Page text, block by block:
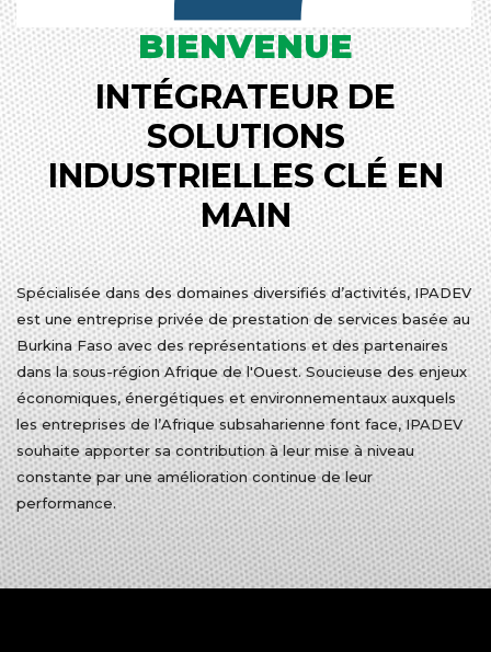
BIENVENUE
INTÉGRATEUR DE
SOLUTIONS
INDUSTRIELLES CLÉ EN
MAIN
Spécialisée dans des domaines diversifiés d’activités, IPADEV
est une entreprise privée de prestation de services basée au
Burkina Faso avec des représentations et des partenaires
dans la sous-région Afrique de l'Ouest. Soucieuse des enjeux
économiques, énergétiques et environnementaux auxquels
les entreprises de l’Afrique subsaharienne font face, IPADEV
souhaite apporter sa contribution à leur mise à niveau
constante par une amélioration continue de leur
performance.